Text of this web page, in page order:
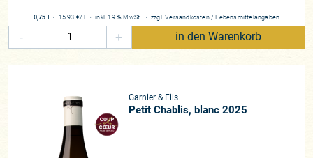
0,75 l ・ 15,93 €/ l ・inkl. 19 % MwSt. ・ zzgl.Versandkosten / Lebensmittelangaben
- + in den Warenkorb
Garnier & Fils
Petit Chablis, blanc 2025